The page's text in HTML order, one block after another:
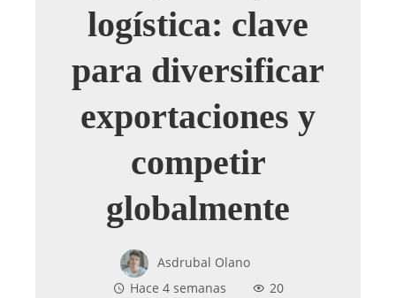
logística: clave
para diversificar
exportaciones y
competir
globalmente
Asdrubal Olano
Hace 4 semanas
20